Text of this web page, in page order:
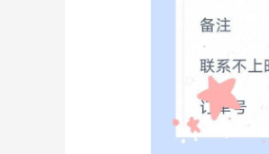
淘宝闪购点炭火烧烤